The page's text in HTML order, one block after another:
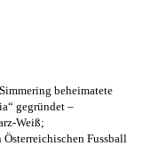
beheimatete
gegründet –
Weiß;
Fussball